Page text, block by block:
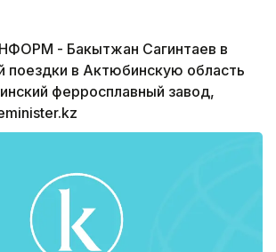
- Бакытжан Сагинтаев в
поездки в Актюбинскую область
ферросплавный завод,